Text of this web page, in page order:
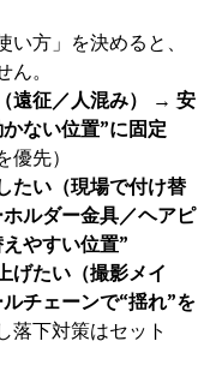
い方」を決めると、
。
遠征／人混み）
→ 安
ない位置”に固定
優先）
たい（現場で付け替
ホルダー金具／ヘアピ
やすい位置”
げたい（撮影メイ
チェーンで“揺れ”を
落下対策はセット